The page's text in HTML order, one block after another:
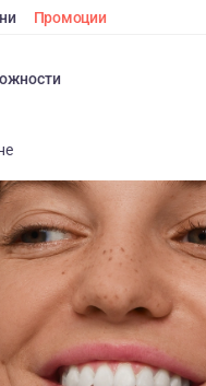
Промоции